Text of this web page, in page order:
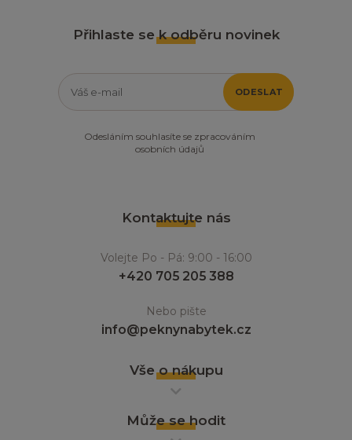
Přihlaste se k odběru novinek
ODESLAT
Odesláním souhlasíte se zpracováním
osobních údajů
Kontaktujte nás
Volejte Po - Pá: 9:00 - 16:00
+420 705 205 388
Nebo pište
info@peknynabytek.cz
Vše o nákupu
Může se hodit